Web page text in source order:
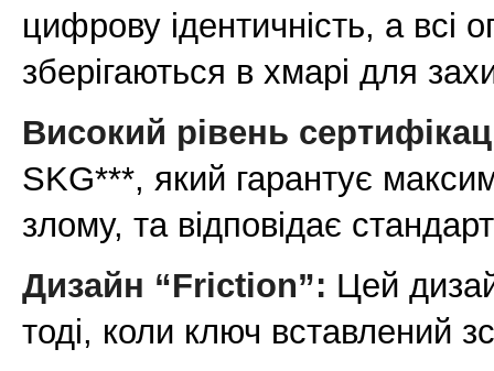
цифрову ідентичність, а всі
зберігаються в хмарі для
Високий рівень
SKG***, який гарантує
злому, та відповідає
Дизайн “Friction”: Цей
тоді, коли ключ вставлений